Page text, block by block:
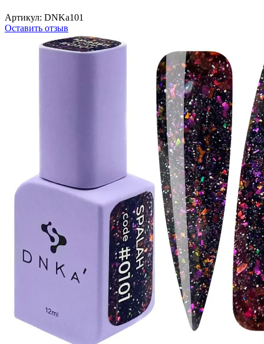
Артикул: DNKa101
Оставить отзыв